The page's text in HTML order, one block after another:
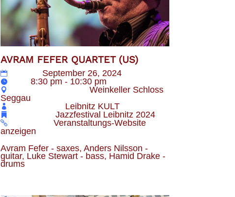
AVRAM FEFER QUARTET (US)
September 26, 2024
8:30 pm - 10:30 pm
Veranstaltungsort
Weinkeller Schloss
Seggau
Veranstalter
Leibnitz KULT
Jazzfestival Leibnitz 2024
Veranstaltungs-Website
anzeigen
Avram Fefer - saxes, Anders Nilsson -
guitar, Luke Stewart - bass, Hamid Drake -
drums